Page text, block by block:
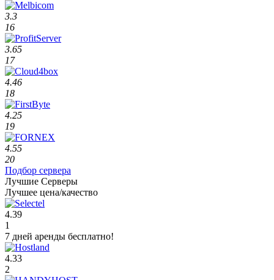
3.3
16
3.65
17
4.46
18
4.25
19
4.55
20
Подбор сервера
Лучшие Серверы
Лучшее цена/качество
4.39
1
7 дней аренды бесплатно!
4.33
2